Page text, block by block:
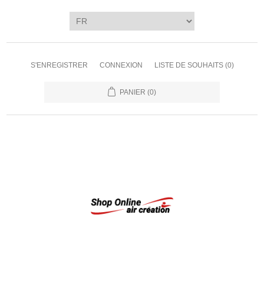
S'ENREGISTRER CONNEXION LISTE DE SOUHAITS (0)
PANIER (0)